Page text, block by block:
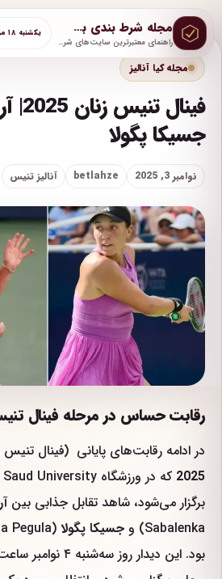
مجله شرط بندی بت لحظه
راهنمای معتبرترین سایت‌های شرط بندی با آموزش و پشتیبانی واقعی
یکشنبه ۱۸ مرداد ۱۴:۰۶
مجله کیا آنالیز
جسیکا پگولا
نوامبر 3, 2025 betlahze آنالیز تنیس
رقابت حساس در مرحله فینال
در ادامه رقابت‌های پایانی (فینال تنیس
2025
برگزار می‌شود، شاهد تقابل جذابی بین
Sabalenka) و
جسیکا پگولا
بود. این دیدار روز سه‌شنبه ۴ نوامبر ساعت